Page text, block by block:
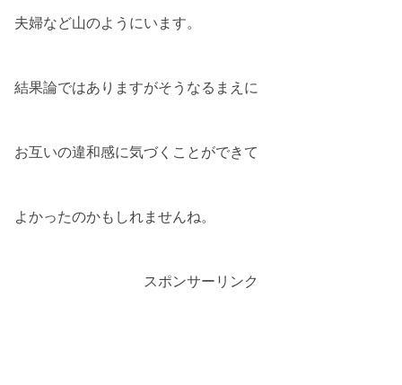
夫婦など山のようにいます。
結果論ではありますがそうなるまえに
お互いの違和感に気づくことができて
よかったのかもしれませんね。
スポンサーリンク